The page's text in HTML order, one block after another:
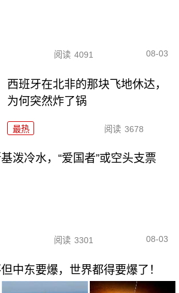
阅读 4091 08-03
西班牙在北非的那块飞地休达，
为何突然炸了锅
最热 阅读 3678
泼冷水，“爱国者”或空头支票
阅读 3301 08-03
中东要爆，世界都得要爆了！